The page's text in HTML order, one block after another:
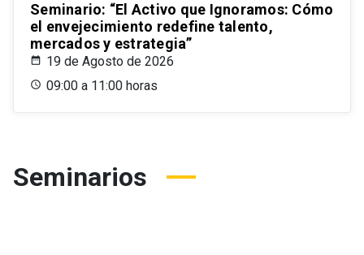
Seminario: “El Activo que Ignoramos: Cómo
el envejecimiento redefine talento,
mercados y estrategia”
19 de Agosto de 2026
09:00 a 11:00 horas
Seminarios